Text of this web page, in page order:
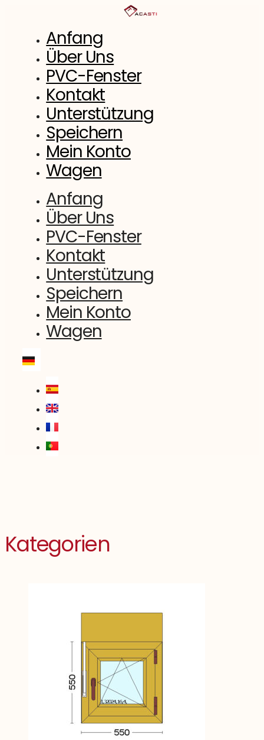
Anfang
Über Uns
PVC-Fenster
Kontakt
Unterstützung
Speichern
Mein Konto
Wagen
Anfang
Über Uns
PVC-Fenster
Kontakt
Unterstützung
Speichern
Mein Konto
Wagen
Kategorien